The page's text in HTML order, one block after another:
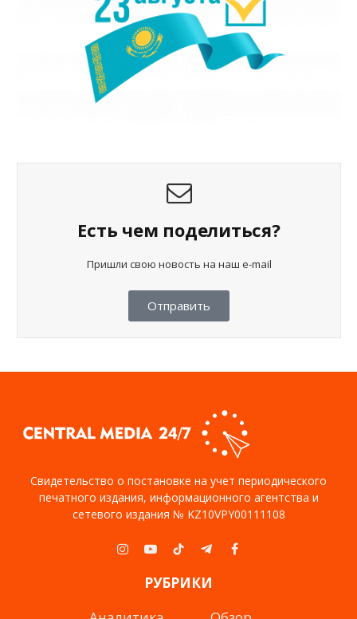
Есть чем поделиться?
Пришли свою новость на наш e-mail
Отправить
Свидетельство о постановке на учет периодического
печатного издания, информационного агентства и
сетевого издания № KZ10VPY00111108
Instagram
YouTubeTikTokTelegramFacebook
РУБРИКИ